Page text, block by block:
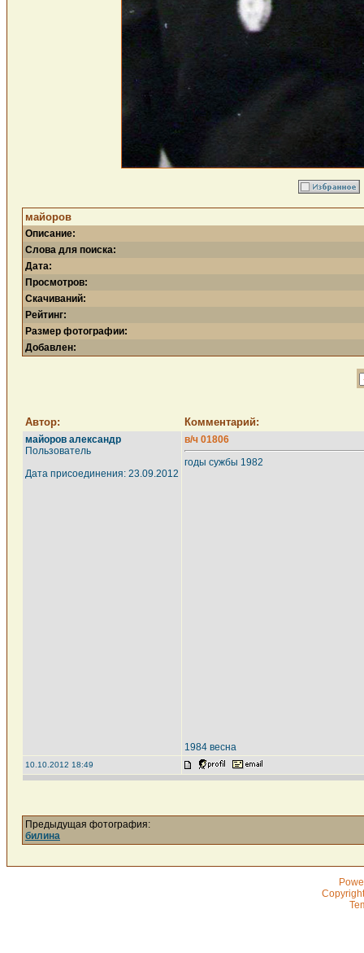
майоров
Описание:
Слова для поиска:
Дата:
Просмотров:
Скачиваний:
Рейтинг:
Размер фотографии:
Добавлен:
Автор: Комментарий:
майоров александр
Пользователь
Дата присоединения: 23.09.2012
в/ч 01806
годы сужбы 1982
1984 весна
10.10.2012 18:49
Предыдущая фотография:
билина